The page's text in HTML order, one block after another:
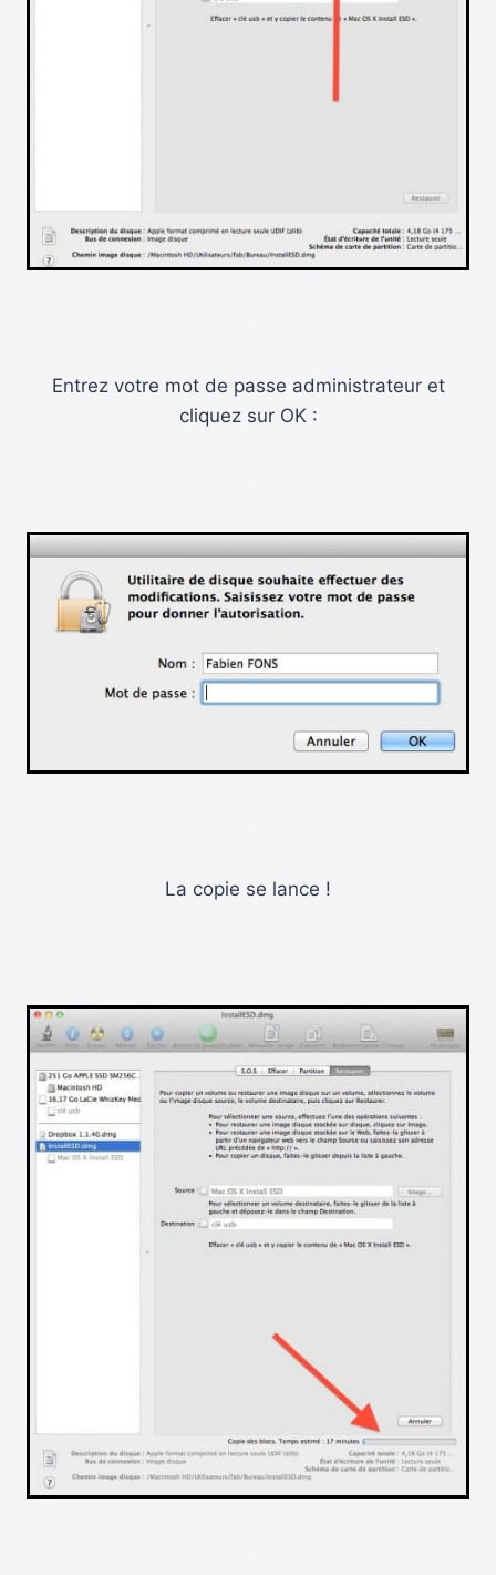
Entrez votre mot de passe administrateur et
cliquez sur OK :
La copie se lance !